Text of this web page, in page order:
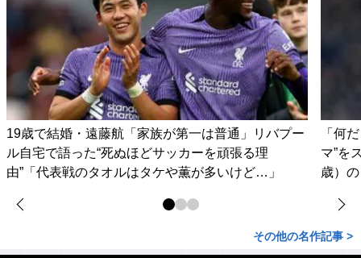
19歳で結婚・遠藤航「家族が第一は普通」リバプー
ル自宅で語った“死ぬほどサッカーを頑張る理
由”「代表戦のタオルはタケや薫が多いけど…」
「何
マ”を
歳）
その他の名作記事 >